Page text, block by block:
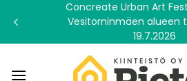
content
Concreate Urban Art
Vesitorninmäen alueen
19.7.2026